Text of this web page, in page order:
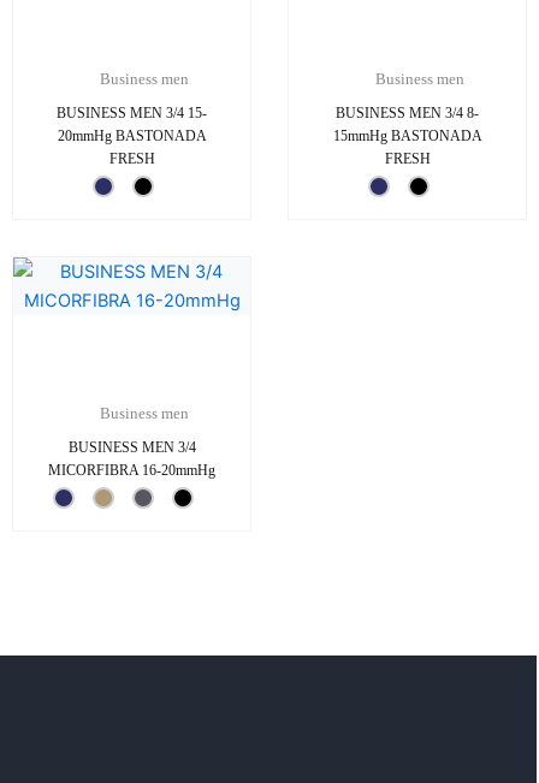
Business men
BUSINESS MEN 3/4 15-
20mmHg BASTONADA
FRESH
Business men
BUSINESS MEN 3/4 8-
15mmHg BASTONADA
FRESH
Business men
BUSINESS MEN 3/4
MICORFIBRA 16-20mmHg